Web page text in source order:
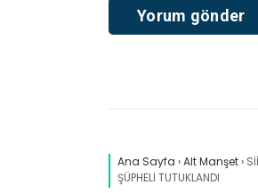
Ana Sayfa ›Alt Manşet›
ŞÜPHELİ TUTUKLANDI